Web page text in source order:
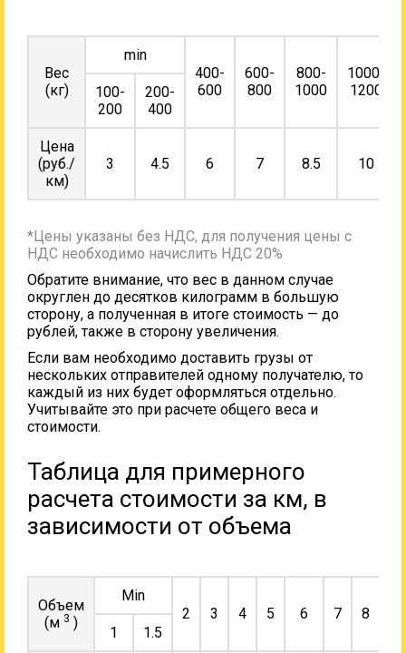
Вес
(кг)
min
400-
600
600-
800
800-
1000
1000-
1200
100-
200
200-
400
Цена
(руб./
км)
3 4.5 6 7 8.5 10
*Цены указаны без НДС, для получения цены с
НДС необходимо начислить НДС 20%
Обратите внимание, что вес в данном случае
округлен до десятков килограмм в большую
сторону, а полученная в итоге стоимость — до
рублей, также в сторону увеличения.
Если вам необходимо доставить грузы от
нескольких отправителей одному получателю, то
каждый из них будет оформляться отдельно.
Учитывайте это при расчете общего веса и
стоимости.
Таблица для примерного
расчета стоимости за км, в
зависимости от объема
Объем
(м 3 )
Min
2
3 4 5 6 7 8
1
1.5